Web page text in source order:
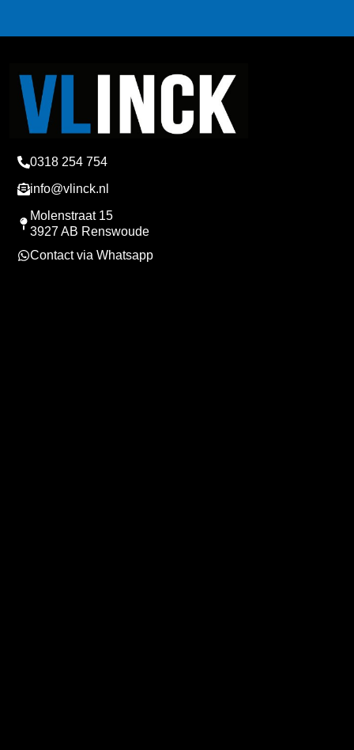
0318 254 754
info@vlinck.nl
Molenstraat 15
3927 AB Renswoude
Contact via Whatsapp